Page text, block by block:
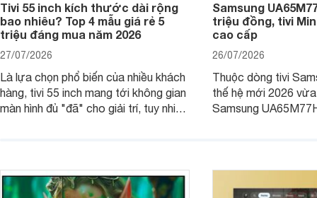
Tivi 55 inch kích thước dài rộng
bao nhiêu? Top 4 mẫu giá rẻ 5
triệu đáng mua năm 2026
27/07/2026
Là lựa chọn phổ biến của nhiều khách
hàng, tivi 55 inch mang tới không gian
màn hình đủ "đã" cho giải trí, tuy nhiên
dùng cho phòng bao nhiêu m2?
Samsung
triệu đồng, tivi
cao cấp
26/07/2026
Thuộc dòng tivi
thế hệ mới 2026
Samsung